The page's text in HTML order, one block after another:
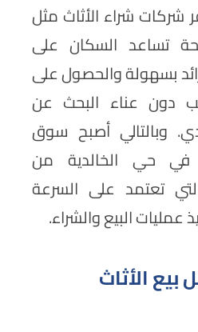
شركات شراء الأثاث مثل
تساعد السكان على
بسهولة والحصول على
دون عناء البحث عن
وبالتالي أصبح سوق
في حي الخالدية من
تعتمد على السرعة
البيع والشراء.
الأثاث